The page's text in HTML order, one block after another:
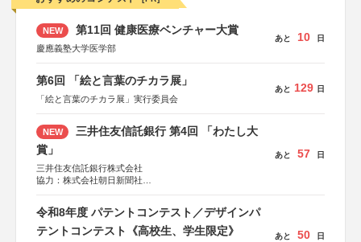
NEW 第11回 健康医療ベンチャー大賞
慶應義塾大学医学部
あと 10 日
第6回 「絵と言葉のチカラ展」
「絵と言葉のチカラ展」実行委員会
あと 129 日
NEW
三井住友信託銀行 第4回 「わたし大
賞」
三井住友信託銀行株式会社
協力：株式会社朝日新聞社
あと 57 日
令和8年度 パテントコンテスト／デザインパ
テントコンテスト《高校生、学生限定》
あと 50 日